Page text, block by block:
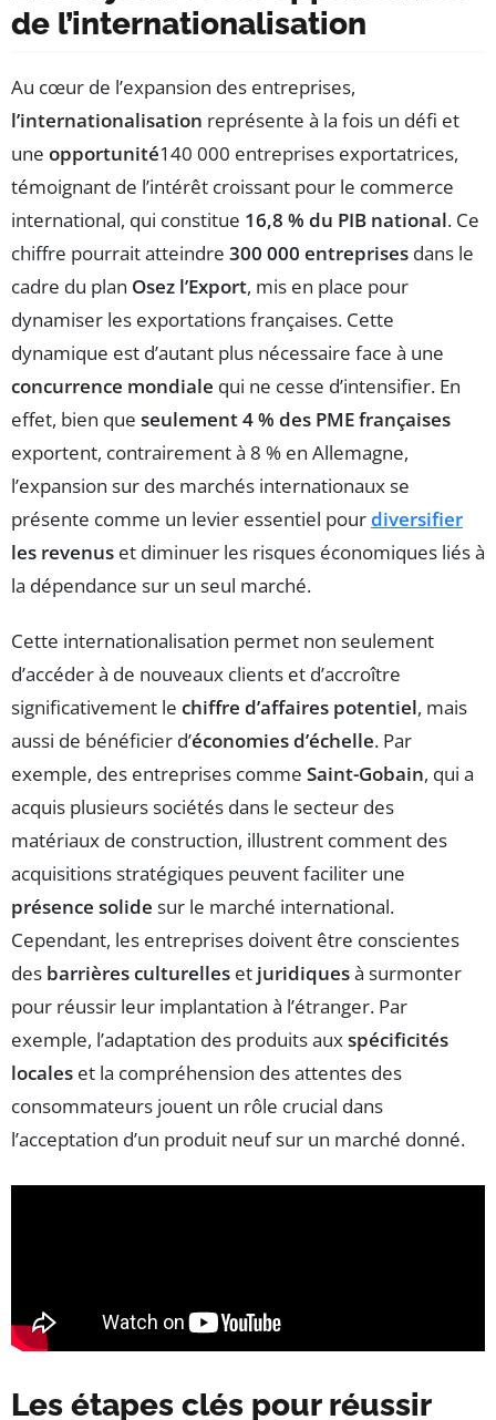
de l’internationalisation
Au cœur de l’expansion des entreprises,
l’internationalisation représente à la fois un défi et
une opportunité140 000 entreprises exportatrices,
témoignant de l’intérêt croissant pour le commerce
international, qui constitue 16,8 % du PIB national. Ce
chiffre pourrait atteindre 300 000 entreprises dans le
cadre du plan Osez l’Export, mis en place pour
dynamiser les exportations françaises. Cette
dynamique est d’autant plus nécessaire face à une
concurrence mondiale qui ne cesse d’intensifier. En
effet, bien que seulement 4 % des PME françaises
exportent, contrairement à 8 % en Allemagne,
l’expansion sur des marchés internationaux se
présente comme un levier essentiel pourdiversifier
les revenus et diminuer les risques économiques liés à
la dépendance sur un seul marché.
Cette internationalisation permet non seulement
d’accéder à de nouveaux clients et d’accroître
significativement le chiffre d’affaires potentiel, mais
aussi de bénéficier d’économies d’échelle. Par
exemple, des entreprises comme Saint-Gobain, qui a
acquis plusieurs sociétés dans le secteur des
matériaux de construction, illustrent comment des
acquisitions stratégiques peuvent faciliter une
présence solide sur le marché international.
Cependant, les entreprises doivent être conscientes
des barrières culturelles et juridiquesà surmonter
pour réussir leur implantation à l’étranger. Par
exemple, l’adaptation des produits auxspécificités
locales et la compréhension des attentes des
consommateurs jouent un rôle crucial dans
l’acceptation d’un produit neuf sur un marché donné.
Les étapes clés pour réussir